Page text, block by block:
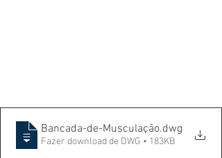
Bancada-de-Musculação.dwg
Fazer download de DWG • 183KB